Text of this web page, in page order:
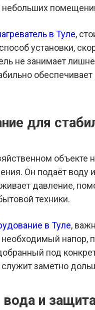
небольших
в Туле,
установки,
не занимает
для
объекте
Он подаёт воду
давление,
техники.
в Туле,
напор,
под
служит заметно
и